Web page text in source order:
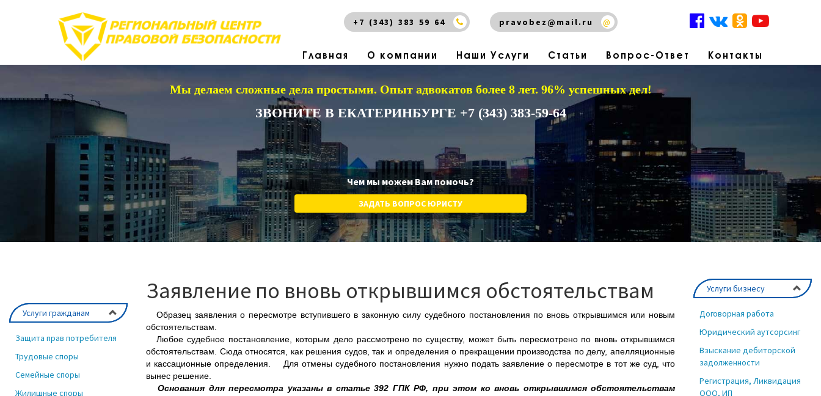
+7 (343) 383 59 64 pravobez@mail.ru @
Главная О компании Наши Услуги Статьи Вопрос-Ответ Контакты
Мы делаем сложные дела простыми. Опыт адвокатов более 8 лет. 96% успешных дел!
ЗВОНИТЕ В ЕКАТЕРИНБУРГЕ +7 (343) 383-59-64
Чем мы можем Вам помочь?
ЗАДАТЬ ВОПРОС ЮРИСТУ
Услуги гражданам
Защита прав потребителя
Трудовые споры
Семейные споры
Жилищные споры
Заявление по вновь открывшимся обстоятельствам
Образец заявления о пересмотре вступившего в законную силу судебного постановления по вновь открывшимся или новым
обстоятельствам.
Любое судебное постановление, которым дело рассмотрено по существу, может быть пересмотрено по вновь открывшимся
обстоятельствам. Сюда относятся, как решения судов, так и определения о прекращении производства по делу, апелляционные
и кассационные определения. Для отмены судебного постановления нужно подать заявление о пересмотре в тот же суд, что
вынес решение.
Основания для пересмотра указаны в статье 392 ГПК РФ, при этом ко вновь открывшимся обстоятельствам
Услуги бизнесу
Договорная работа
Юридический аутсорсинг
Взыскание дебиторской
задолженности
Регистрация, Ликвидация
ООО, ИП